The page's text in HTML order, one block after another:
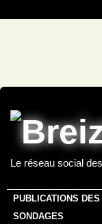
Le réseau social
PUBLICATIONS
SONDAGES